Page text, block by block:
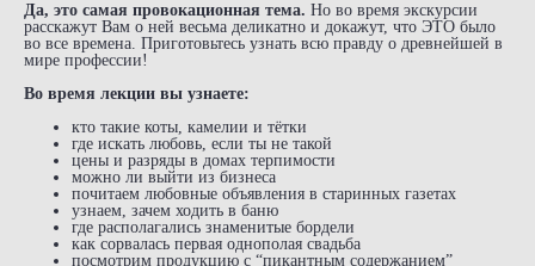
Да, это самая провокационная тема. Но во время экскурсии
расскажут Вам о ней весьма деликатно и докажут, что ЭТО было
во все времена. Приготовьтесь узнать всю правду о древнейшей в
мире профессии!
Во время лекции вы узнаете:
кто такие коты, камелии и тётки
где искать любовь, если ты не такой
цены и разряды в домах терпимости
можно ли выйти из бизнеса
почитаем любовные объявления в старинных газетах
узнаем, зачем ходить в баню
где располагались знаменитые бордели
как сорвалась первая однополая свадьба
посмотрим продукцию с “пикантным содержанием”